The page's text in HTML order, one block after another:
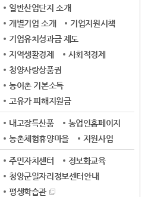
일반산업단지 소개
개별기업 소개
기업지원시책
기업유치성과금 제도
지역생활경제
사회적경제
청양사랑상품권
농어촌 기본소득
고유가 피해지원금
내고장특산품
농업인홈페이지
농촌체험휴양마을
지원사업
주민자치센터
정보화교육
청양군일자리정보센터안내
평생학습관